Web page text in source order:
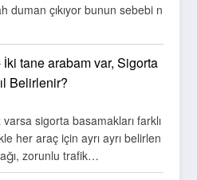
duman çıkıyor bunun sebebi n
İki tane arabam var, Sigorta
Belirlenir?
sigorta basamakları farklı
her araç için ayrı ayrı belirlen
zorunlu trafik…